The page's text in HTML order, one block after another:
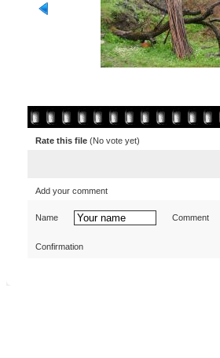
Rate this file (No vote yet)
Add your comment
Name Comment
Confirmation